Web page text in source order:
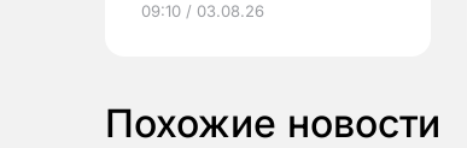
выиграть призы
09:10 / 03.08.26
Похожие новости